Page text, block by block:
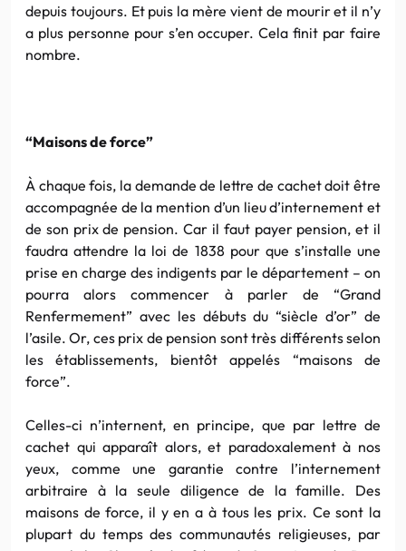
depuis toujours. Et puis la mère vient de mourir et il n’y
a plus personne pour s’en occuper. Cela finit par faire
nombre.
“Maisons de force”
À chaque fois, la demande de lettre de cachet doit être
accompagnée de la mention d’un lieu d’internement et
de son prix de pension. Car il faut payer pension, et il
faudra attendre la loi de 1838 pour que s’installe une
prise en charge des indigents par le département – on
pourra alors commencer à parler de “Grand
Renfermement” avec les débuts du “siècle d’or” de
l’asile. Or, ces prix de pension sont très différents selon
les établissements, bientôt appelés “maisons de
force”.
Celles-ci n’internent, en principe, que par lettre de
cachet qui apparaît alors, et paradoxalement à nos
yeux, comme une garantie contre l’internement
arbitraire à la seule diligence de la famille. Des
maisons de force, il y en a à tous les prix. Ce sont la
plupart du temps des communautés religieuses, par